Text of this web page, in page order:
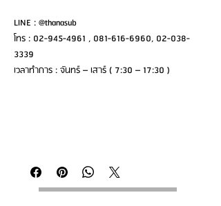
LINE : @thanasub
โทร : 02-945-4961 , 081-616-6960, 02-038-
3339
เวลาทำการ : จันทร์ – เสาร์ ( 7:30 – 17:30 )